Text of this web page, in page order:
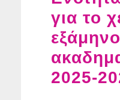
για το
2025-